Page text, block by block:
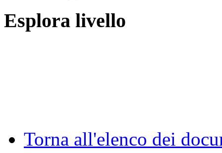
Esplora livello
Torna all'elenco dei